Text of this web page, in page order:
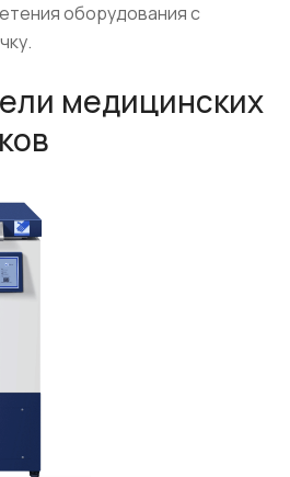
оборудования с
медицинских